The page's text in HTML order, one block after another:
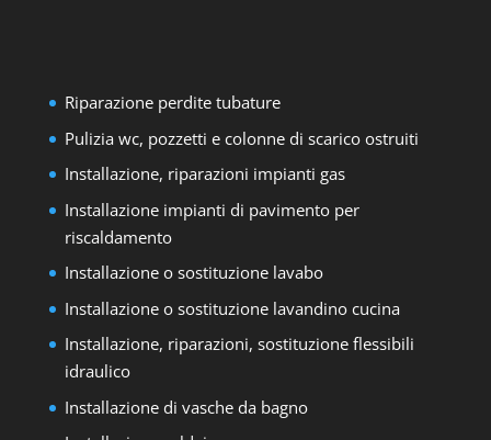
Riparazione perdite tubature
Pulizia wc, pozzetti e colonne di scarico ostruiti
Installazione, riparazioni impianti gas
Installazione impianti di pavimento per
riscaldamento
Installazione o sostituzione lavabo
Installazione o sostituzione lavandino cucina
Installazione, riparazioni, sostituzione flessibili
idraulico
Installazione di vasche da bagno